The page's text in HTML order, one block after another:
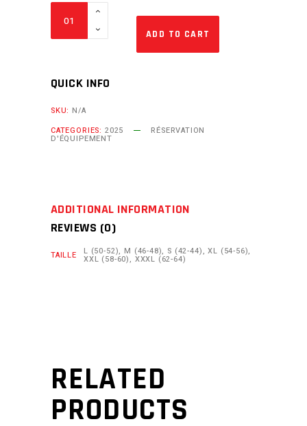
Réservation
pour
&
ADD TO CART
QUICK INFO
SKU: N/A
CATEGORIES: 2025 RÉSERVATION
D'ÉQUIPEMENT
ADDITIONAL INFORMATION
REVIEWS (0)
TAILLE L (50-52), M (46-48), S (42-44), XL (54-56),
XXL (58-60), XXXL (62-64)
RELATED
PRODUCTS